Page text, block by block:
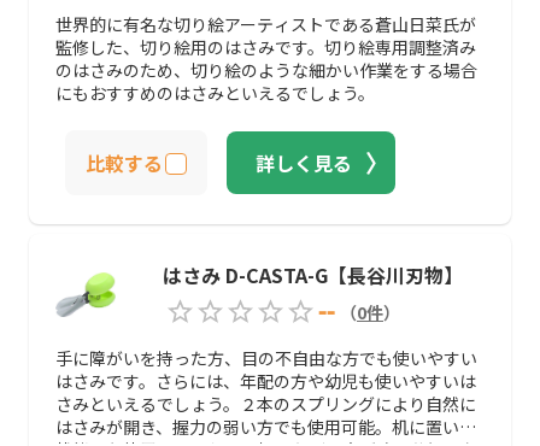
世界的に有名な切り絵アーティストである蒼山日菜氏が
監修した、切り絵用のはさみです。切り絵専用調整済み
のはさみのため、切り絵のような細かい作業をする場合
にもおすすめのはさみといえるでしょう。
比較する 詳しく見る
はさみ D-CASTA-G【長谷川刃物】
--
（0件）
手に障がいを持った方、目の不自由な方でも使いやすい
はさみです。さらには、年配の方や幼児も使いやすいは
さみといえるでしょう。２本のスプリングにより自然に
はさみが開き、握力の弱い方でも使用可能。机に置いた